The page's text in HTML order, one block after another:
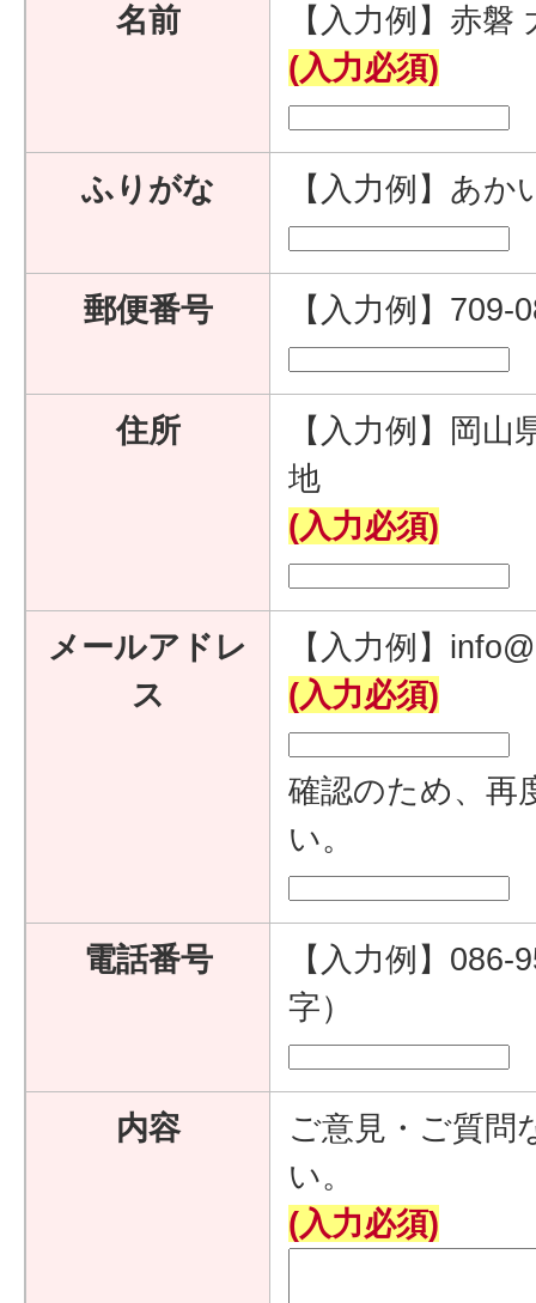
名前
【入力例】赤磐
(入力必須)
ふりがな 【入力例】あ
郵便番号 【入力例】
住所
【入力例】岡
地
(入力必須)
メールアドレ
ス
【入力例】
(入力必須)
確認のため、再
い。
電話番号
【入力例】
字）
内容
ご意見・ご質問
い。
(入力必須)